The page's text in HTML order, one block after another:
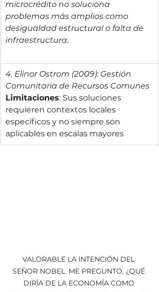
microcrédito no soluciona
problemas más amplios como
desigualdad estructural o falta de
infraestructura.
4. Elinor Ostrom (2009): Gestión
Comunitaria de Recursos Comunes
Limitaciones: Sus soluciones
requieren contextos locales
específicos y no siempre son
aplicables en escalas mayores
VALORABLE LA INTENCIÓN DEL
SEÑOR NOBEL. ME PREGUNTO, ¿QUÉ
DIRÍA DE LA ECONOMÍA COMO